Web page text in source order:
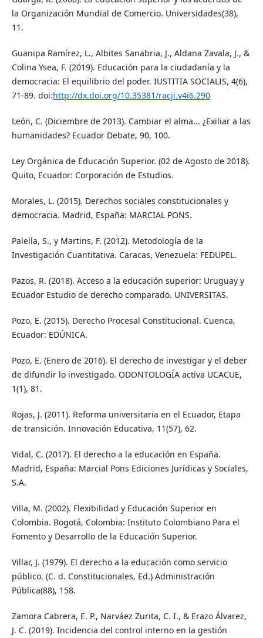
la Organización Mundial de Comercio. Universidades(38),
11.
Guanipa Ramírez, L., Albites Sanabria, J., Aldana Zavala, J., &
Colina Ysea, F. (2019). Educación para la ciudadanía y la
democracia: El equilibrio del poder. IUSTITIA SOCIALIS, 4(6),
71-89. doi:http://dx.doi.org/10.35381/racji.v4i6.290
León, C. (Diciembre de 2013). Cambiar el alma... ¿Exiliar a las
humanidades? Ecuador Debate, 90, 100.
Ley Orgánica de Educación Superior. (02 de Agosto de 2018).
Quito, Ecuador: Corporación de Estudios.
Morales, L. (2015). Derechos sociales constitucionales y
democracia. Madrid, España: MARCIAL PONS.
Palella, S., y Martins, F. (2012). Metodología de la
Investigación Cuantitativa. Caracas, Venezuela: FEDUPEL.
Pazos, R. (2018). Acceso a la educación superior: Uruguay y
Ecuador Estudio de derecho comparado. UNIVERSITAS.
Pozo, E. (2015). Derecho Procesal Constitucional. Cuenca,
Ecuador: EDÚNICA.
Pozo, E. (Enero de 2016). El derecho de investigar y el deber
de difundir lo investigado. ODONTOLOGÍA activa UCACUE,
1(1), 81.
Rojas, J. (2011). Reforma universitaria en el Ecuador, Etapa
de transición. Innovación Educativa, 11(57), 62.
Vidal, C. (2017). El derecho a la educación en España.
Madrid, España: Marcial Pons Ediciones Jurídicas y Sociales,
S.A.
Villa, M. (2002). Flexibilidad y Educación Superior en
Colombia. Bogotá, Colombia: Instituto Colombiano Para el
Fomento y Desarrollo de la Educación Superior.
Villar, J. (1979). El derecho a la educación como servicio
público. (C. d. Constitucionales, Ed.) Administración
Pública(88), 158.
Zamora Cabrera, E. P., Narváez Zurita, C. I., & Erazo Álvarez,
J. C. (2019). Incidencia del control interno en la gestión